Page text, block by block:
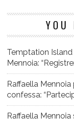
YOU
Temptation
Mennoia:
Raffaella
confessa:
Raffaella Mennoia